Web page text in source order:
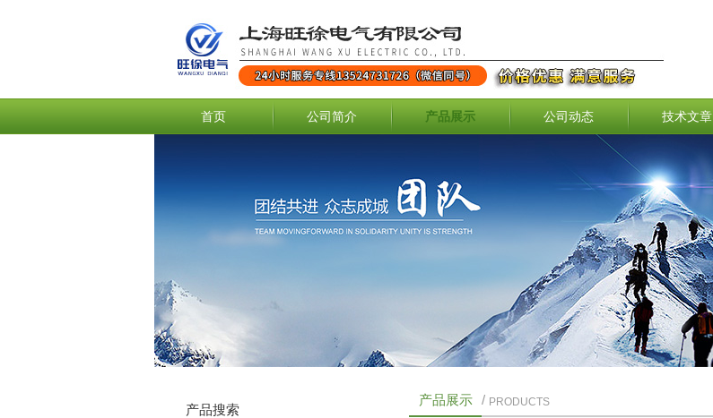
首页 公司简介 产品展示 公司动态 技术文章
产品搜索
产品展示 / PRODUCTS